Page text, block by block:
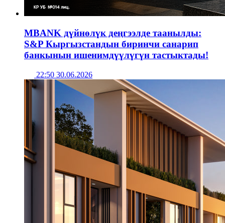
MBANK дүйнөлүк деңгээлде таанылды:
S&P Кыргызстандын биринчи санарип
банкынын ишенимдүүлүгүн тастыктады!
22:50 30.06.2026